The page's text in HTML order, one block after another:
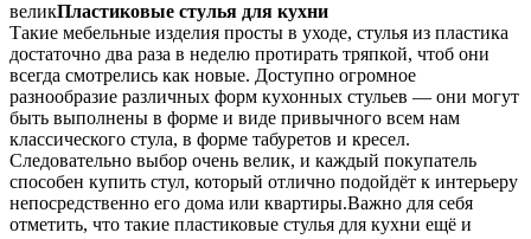
великПластиковые стулья для кухни
Такие мебельные изделия просты в уходе, стулья из пластика
достаточно два раза в неделю протирать тряпкой, чтоб они
всегда смотрелись как новые. Доступно огромное
разнообразие различных форм кухонных стульев — они могут
быть выполнены в форме и виде привычного всем нам
классического стула, в форме табуретов и кресел.
Следовательно выбор очень велик, и каждый покупатель
способен купить стул, который отлично подойдёт к интерьеру
непосредственно его дома или квартиры.Важно для себя
отметить, что такие пластиковые стулья для кухни ещё и